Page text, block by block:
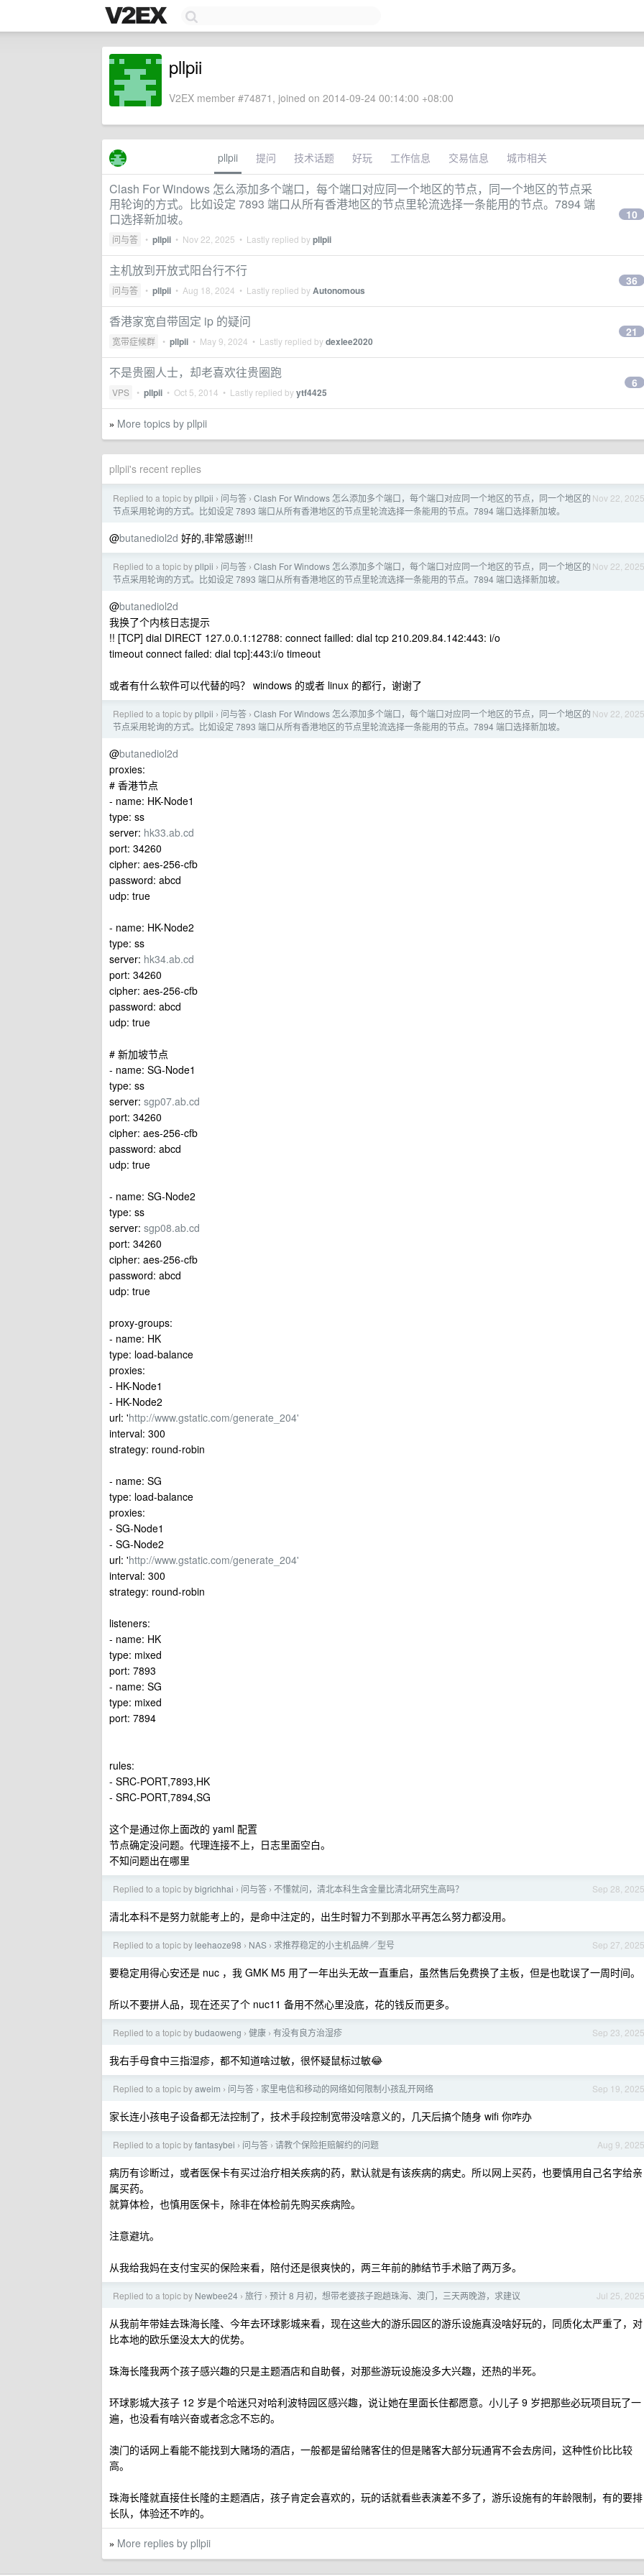
pllpii
V2EX member #74871, joined on 2014-09-24 00:14:00 +08:00
pllpii 提问 技术话题 好玩 工作信息 交易信息 城市相关
Clash For Windows 怎么添加多个端口，每个端口对应同一个地区的节点，同一个地区的节点采
用轮询的方式。比如设定 7893 端口从所有香港地区的节点里轮流选择一条能用的节点。7894 端
口选择新加坡。
问与答 • pllpii • Nov 22, 2025 • Lastly replied bypllpii
10
主机放到开放式阳台行不行
问与答 • pllpii • Aug 18, 2024 • Lastly replied byAutonomous
36
香港家宽自带固定 ip 的疑问
宽带症候群 • pllpii • May 9, 2024 • Lastly replied bydexlee2020
21
不是贵圈人士，却老喜欢往贵圈跑
VPS • pllpii • Oct 5, 2014 • Lastly replied byytf4425
6
» More topics by pllpii
pllpii's recent replies
Nov 22, 2025
Replied to a topic bypllpii › 问与答 › Clash For Windows 怎么添加多个端口，每个端口对应同一个地区的节点，同一个地区的
节点采用轮询的方式。比如设定 7893 端口从所有香港地区的节点里轮流选择一条能用的节点。7894 端口选择新加坡。
@butanediol2d 好的,非常感谢!!!
Nov 22, 2025
Replied to a topic bypllpii › 问与答 › Clash For Windows 怎么添加多个端口，每个端口对应同一个地区的节点，同一个地区的
节点采用轮询的方式。比如设定 7893 端口从所有香港地区的节点里轮流选择一条能用的节点。7894 端口选择新加坡。
@butanediol2d
我换了个内核日志提示
!! [TCP] dial DIRECT 127.0.0.1:12788: connect failled: dial tcp 210.209.84.142:443: i/o
timeout connect failed: dial tcp]:443:i/o timeout
或者有什么软件可以代替的吗？ windows 的或者 linux 的都行，谢谢了
Nov 22, 2025
Replied to a topic bypllpii › 问与答 › Clash For Windows 怎么添加多个端口，每个端口对应同一个地区的节点，同一个地区的
节点采用轮询的方式。比如设定 7893 端口从所有香港地区的节点里轮流选择一条能用的节点。7894 端口选择新加坡。
@butanediol2d
proxies:
# 香港节点
- name: HK-Node1
type: ss
server: hk33.ab.cd
port: 34260
cipher: aes-256-cfb
password: abcd
udp: true
- name: HK-Node2
type: ss
server: hk34.ab.cd
port: 34260
cipher: aes-256-cfb
password: abcd
udp: true
# 新加坡节点
- name: SG-Node1
type: ss
server: sgp07.ab.cd
port: 34260
cipher: aes-256-cfb
password: abcd
udp: true
- name: SG-Node2
type: ss
server: sgp08.ab.cd
port: 34260
cipher: aes-256-cfb
password: abcd
udp: true
proxy-groups:
- name: HK
type: load-balance
proxies:
- HK-Node1
- HK-Node2
url: 'http://www.gstatic.com/generate_204'
interval: 300
strategy: round-robin
- name: SG
type: load-balance
proxies:
- SG-Node1
- SG-Node2
url: 'http://www.gstatic.com/generate_204'
interval: 300
strategy: round-robin
listeners:
- name: HK
type: mixed
port: 7893
- name: SG
type: mixed
port: 7894
rules:
- SRC-PORT,7893,HK
- SRC-PORT,7894,SG
这个是通过你上面改的 yaml 配置
节点确定没问题。代理连接不上，日志里面空白。
不知问题出在哪里
Sep 28, 2025
Replied to a topic bybigrichhai › 问与答 › 不懂就问，清北本科生含金量比清北研究生高吗？
清北本科不是努力就能考上的，是命中注定的，出生时智力不到那水平再怎么努力都没用。
Sep 27, 2025
Replied to a topic by leehaoze98 › NAS › 求推荐稳定的小主机品牌／型号
要稳定用得心安还是 nuc ，我 GMK M5 用了一年出头无故一直重启，虽然售后免费换了主板，但是也耽误了一周时间。
所以不要拼人品，现在还买了个 nuc11 备用不然心里没底，花的钱反而更多。
Sep 23, 2025
Replied to a topic bybudaoweng › 健康 › 有没有良方治湿疹
我右手母食中三指湿疹，都不知道啥过敏，很怀疑鼠标过敏😂
Sep 19, 2025
Replied to a topic byaweim › 问与答 › 家里电信和移动的网络如何限制小孩乱开网络
家长连小孩电子设备都无法控制了，技术手段控制宽带没啥意义的，几天后搞个随身 wifi 你咋办
Aug 9, 2025
Replied to a topic byfantasybei › 问与答 › 请教个保险拒赔解约的问题
病历有诊断过，或者医保卡有买过治疗相关疾病的药，默认就是有该疾病的病史。所以网上买药，也要慎用自己名字给亲
属买药。
就算体检，也慎用医保卡，除非在体检前先购买疾病险。
注意避坑。
从我给我妈在支付宝买的保险来看，陪付还是很爽快的，两三年前的肺结节手术赔了两万多。
Jul 25, 2025
Replied to a topic by Newbee24 › 旅行 › 预计 8 月初，想带老婆孩子跑趟珠海、澳门，三天两晚游，求建议
从我前年带娃去珠海长隆、今年去环球影城来看，现在这些大的游乐园区的游乐设施真没啥好玩的，同质化太严重了，对
比本地的欧乐堡没太大的优势。
珠海长隆我两个孩子感兴趣的只是主题酒店和自助餐，对那些游玩设施没多大兴趣，还热的半死。
环球影城大孩子 12 岁是个哈迷只对哈利波特园区感兴趣，说让她在里面长住都愿意。小儿子 9 岁把那些必玩项目玩了一
遍，也没看有啥兴奋或者念念不忘的。
澳门的话网上看能不能找到大赌场的酒店，一般都是留给赌客住的但是赌客大部分玩通宵不会去房间，这种性价比比较
高。
珠海长隆就直接住长隆的主题酒店，孩子肯定会喜欢的，玩的话就看些表演差不多了，游乐设施有的年龄限制，有的要排
长队，体验还不咋的。
» More replies by pllpii